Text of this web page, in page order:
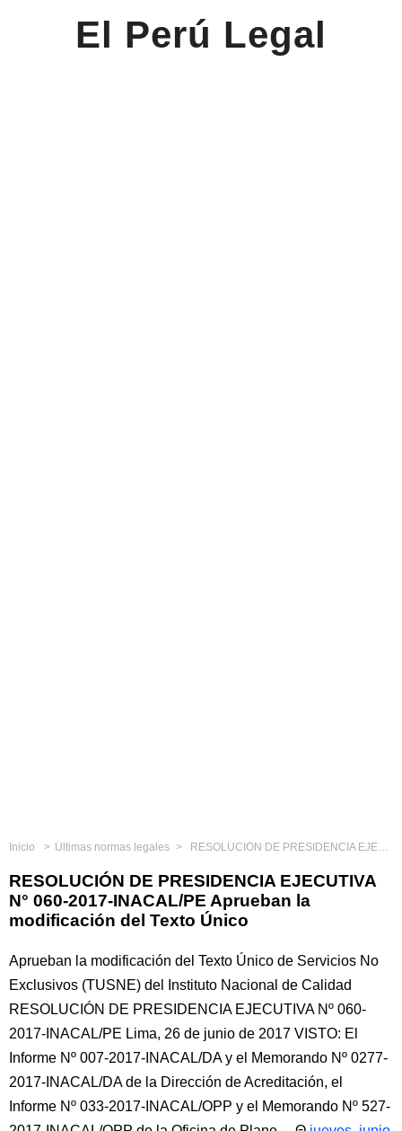
El Perú Legal
Inicio Últimas normas legales RESOLUCIÓN DE PRESIDENCIA EJECUTIVA N° 060-2017-INACAL/PE Aprueban la modificación del Texto Único
RESOLUCIÓN DE PRESIDENCIA EJECUTIVA
N° 060-2017-INACAL/PE Aprueban la
modificación del Texto Único
Aprueban la modificación del Texto Único de Servicios No
Exclusivos (TUSNE) del Instituto Nacional de Calidad
RESOLUCIÓN DE PRESIDENCIA EJECUTIVA Nº 060-
2017-INACAL/PE Lima, 26 de junio de 2017 VISTO: El
Informe Nº 007-2017-INACAL/DA y el Memorando Nº 0277-
2017-INACAL/DA de la Dirección de Acreditación, el
Informe Nº 033-2017-INACAL/OPP y el Memorando Nº 527-